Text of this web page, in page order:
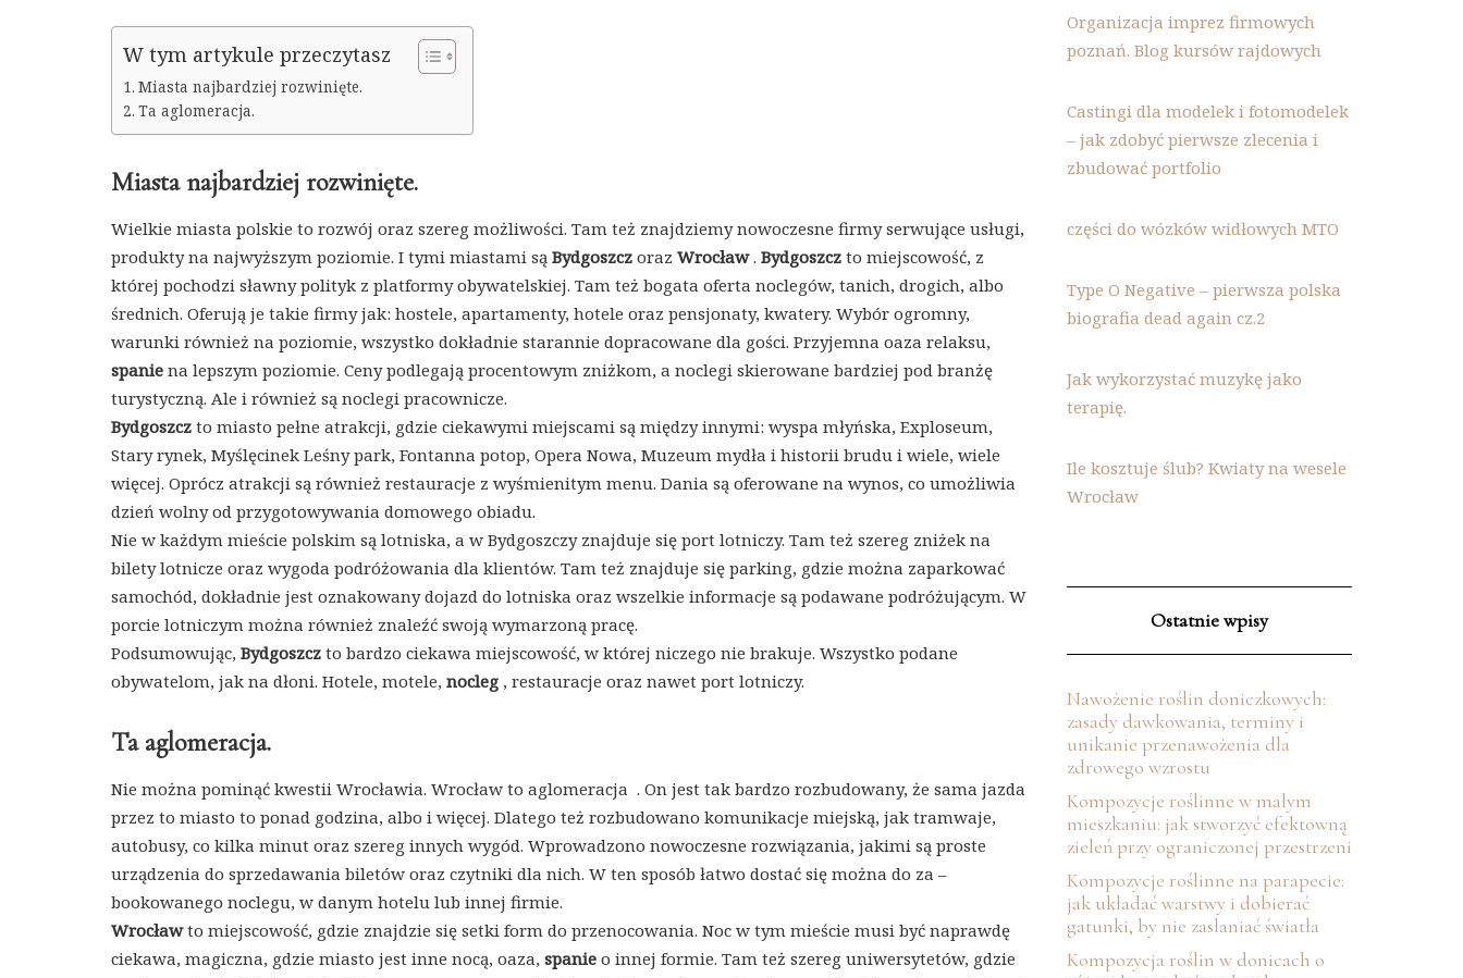
W tym artykule przeczytasz
Miasta najbardziej rozwinięte.
Ta aglomeracja.
Miasta najbardziej rozwinięte.
Wielkie miasta polskie to rozwój oraz szereg możliwości. Tam też znajdziemy nowoczesne firmy serwujące usługi,
produkty na najwyższym poziomie. I tymi miastami są Bydgoszcz oraz Wrocław. Bydgoszcz to miejscowość, z
której pochodzi sławny polityk z platformy obywatelskiej. Tam też bogata oferta noclegów, tanich, drogich, albo
średnich. Oferują je takie firmy jak: hostele, apartamenty, hotele oraz pensjonaty, kwatery. Wybór ogromny,
warunki również na poziomie, wszystko dokładnie starannie dopracowane dla gości. Przyjemna oaza relaksu,
spanie na lepszym poziomie. Ceny podlegają procentowym zniżkom, a noclegi skierowane bardziej pod branżę
turystyczną. Ale i również są noclegi pracownicze.
Bydgoszcz to miasto pełne atrakcji, gdzie ciekawymi miejscami są między innymi: wyspa młyńska, Exploseum,
Stary rynek, Myślęcinek Leśny park, Fontanna potop, Opera Nowa, Muzeum mydła i historii brudu i wiele, wiele
więcej. Oprócz atrakcji są również restauracje z wyśmienitym menu. Dania są oferowane na wynos, co umożliwia
dzień wolny od przygotowywania domowego obiadu.
Nie w każdym mieście polskim są lotniska, a w Bydgoszczy znajduje się port lotniczy. Tam też szereg zniżek na
bilety lotnicze oraz wygoda podróżowania dla klientów. Tam też znajduje się parking, gdzie można zaparkować
samochód, dokładnie jest oznakowany dojazd do lotniska oraz wszelkie informacje są podawane podróżującym. W
porcie lotniczym można również znaleźć swoją wymarzoną pracę.
Podsumowując, Bydgoszcz to bardzo ciekawa miejscowość, w której niczego nie brakuje. Wszystko podane
obywatelom, jak na dłoni. Hotele, motele, nocleg , restauracje oraz nawet port lotniczy.
Ta aglomeracja.
Nie można pominąć kwestii Wrocławia. Wrocław to aglomeracja . On jest tak bardzo rozbudowany, że sama jazda
przez to miasto to ponad godzina, albo i więcej. Dlatego też rozbudowano komunikacje miejską, jak tramwaje,
autobusy, co kilka minut oraz szereg innych wygód. Wprowadzono nowoczesne rozwiązania, jakimi są proste
urządzenia do sprzedawania biletów oraz czytniki dla nich. W ten sposób łatwo dostać się można do za –
bookowanego noclegu, w danym hotelu lub innej firmie.
Wrocławto miejscowość, gdzie znajdzie się setki form do przenocowania. Noc w tym mieście musi być naprawdę
ciekawa, magiczna, gdzie miasto jest inne nocą, oaza, spanie o innej formie. Tam też szereg uniwersytetów, gdzie
Organizacja imprez firmowych
poznań. Blog kursów rajdowych
Castingi dla modelek i fotomodelek
– jak zdobyć pierwsze zlecenia i
zbudować portfolio
części do wózków widłowych MTO
Type O Negative – pierwsza polska
biografia dead again cz.2
Jak wykorzystać muzykę jako
terapię.
Ile kosztuje ślub? Kwiaty na wesele
Wrocław
Ostatnie wpisy
Nawożenie roślin doniczkowych:
zasady dawkowania, terminy i
unikanie przenawożenia dla
zdrowego wzrostu
Kompozycje roślinne w małym
mieszkaniu: jak stworzyć efektowną
zieleń przy ograniczonej przestrzeni
Kompozycje roślinne na parapecie:
jak układać warstwy i dobierać
gatunki, by nie zasłaniać światła
Kompozycja roślin w donicach o